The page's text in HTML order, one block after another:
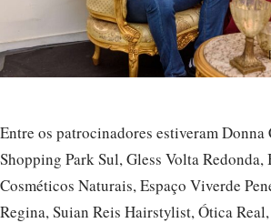
Entre os patrocinadores estiveram Donna
Shopping Park Sul, Gless Volta Redonda,
Cosméticos Naturais, Espaço Viverde
Regina, Suian Reis Hairstylist, Ótica